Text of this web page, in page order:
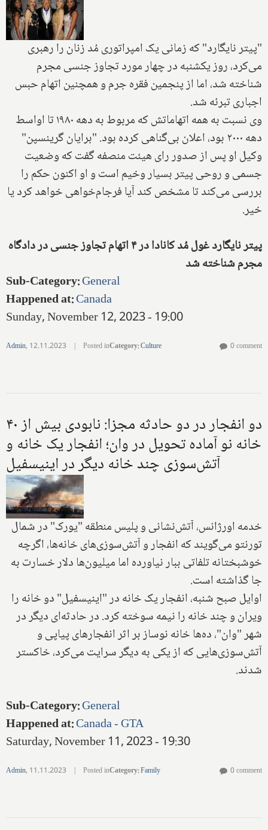
"پیتر نایگارد" که زمانی یک امپراتوری مُد زنان را رهبری
می‌کرد، روز یکشنبه در چهار مورد تجاوز جنسی مجرم
شناخته شد، اما از پنجمین فقره جرم و همچنین اتهام حبس
اجباری تبرئه شد.
وی نسبت به همه اتهاماتش که مربوط به دهه ۱۹۸۰ تا اواسط
دهه ۲۰۰۰ بود، اعلان بی‌گناهی کرده بود. "برایان گرینسپن"
وکیل او پس از صدور رای هیئت منصفه گفت که وضعیت
جسمی و روحی پیتر بسیار وخیم است و او اکنون حکم را
بررسی می‌کند تا مشخص کند آیا فرجام‌خواهی خواهد کرد یا
خیر.
پیتر نایگارد غول مُد کانادا در ۴ اتهام تجاوز جنسی در دادگاه
مجرم شناخته شد
Sub-Category:General
Happened at:Canada
Sunday, November 12, 2023 - 19:00
Admin, 12.11.2023 | Posted inCategory:Culture 0 comment
دو انفجار در دو حادثه مجزا: نابودی بیش از ۴۰
خانه نو آماده تحویل در وان؛ انفجار یک خانه و
آتش‌سوزی چند خانه دیگر در اینیسفیل
خدمه اورژانس، آتش‌نشانی و پلیس منطقه "یورک" در شمال
تورنتو می‌گویند که انفجار و آتش‌سوزی‌های خانه‌ها، اگرچه
خوشبختانه تلفاتی ببار نیاورده اما میلیون‌ها دلار خسارت به
جا گذاشته است.
اوایل صبح شنبه، انفجار یک خانه در "اینیسفیل" دو خانه را
ویران و چند خانه را نیمه سوخته کرد. در حادثه‌ای دیگر در
شهر "وان"، ده‌ها خانه نوساز بر اثر انفجارهای پیاپی و
آتش‌سوزی‌هایی که از یکی به دیگر سرایت می‌کرد، خاکستر
شدند.
Sub-Category:General
Happened at:Canada - GTA
Saturday, November 11, 2023 - 19:30
Admin, 11.11.2023 | Posted inCategory:Family 0 comment